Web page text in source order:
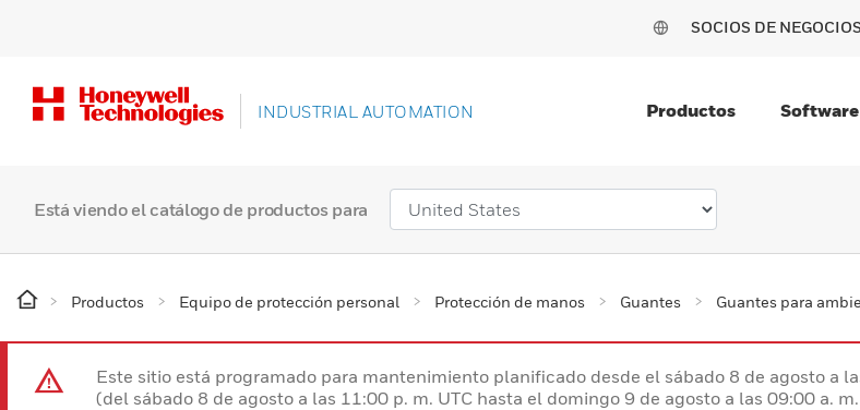
SOCIOS DE NEGOCIOS
INDUSTRIAL AUTOMATION Productos Software
Está viendo el catálogo de productos para
Productos Equipo de protección personal Protección de manos Guantes Guantes para
Este sitio está programado para mantenimiento planificado desde el sábado 8 de agosto a
(del sábado 8 de agosto a las 11:00 p. m. UTC hasta el domingo 9 de agosto a las 09:00 a.